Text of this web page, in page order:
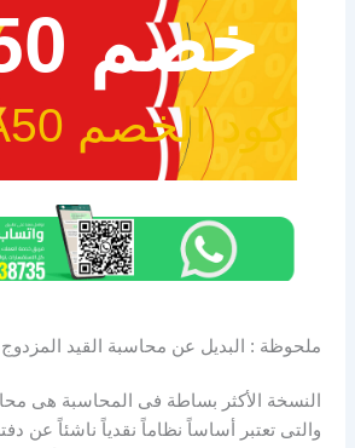
خصم 50%
كود الخصم ADHA50
ملحوظة : البديل عن محاسبة القيد المزدوج
النسخة الأكثر بساطة فى المحاسبة هى
والتى تعتبر أساساً نظاماً نقدياً ناشئاً عن